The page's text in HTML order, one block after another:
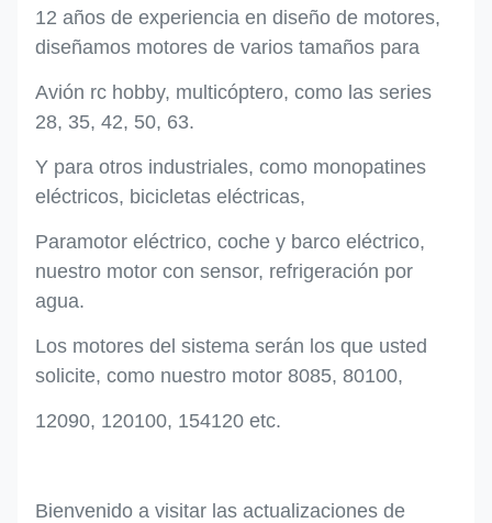
12 años de experiencia en diseño de motores,
diseñamos motores de varios tamaños para
Avión rc hobby, multicóptero, como las series
28, 35, 42, 50, 63.
Y para otros industriales, como monopatines
eléctricos, bicicletas eléctricas,
Paramotor eléctrico, coche y barco eléctrico,
nuestro motor con sensor, refrigeración por
agua.
Los motores del sistema serán los que usted
solicite, como nuestro motor 8085, 80100,
12090, 120100, 154120 etc.
Bienvenido a visitar las actualizaciones de